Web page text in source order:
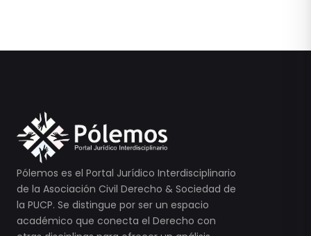
Pólemos es el Portal Jurídico Interdisciplinario
de la Asociación Civil Derecho & Sociedad de
la PUCP. Se distingue por ser un espacio
académico que conecta el Derecho con